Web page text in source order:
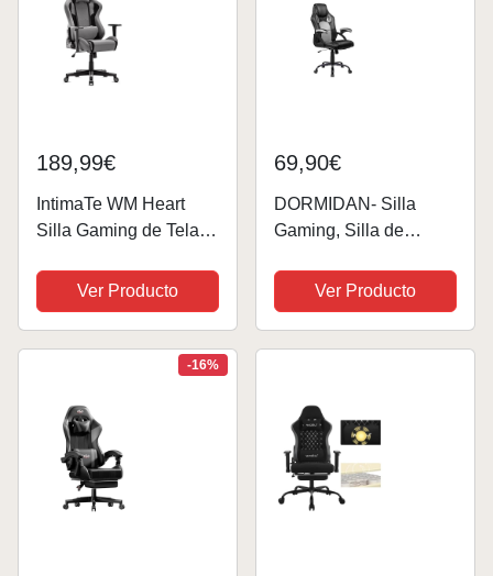
189,99€
IntimaTe WM Heart
Silla Gaming de Tela,
Ergonómica, Silla
Gamer, Silla de Oficina
Racing con
Ordenador con Cojín...
Ver Producto
69,90€
DORMIDAN- Silla
Gaming, Silla de
Oficina, Silla de
Ordenador, Silla
Giratoria, regulación en
Ver Producto
-16%